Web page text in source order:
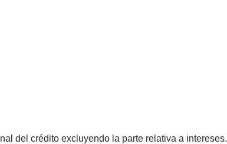
del crédito excluyendo la parte relativa a intereses.